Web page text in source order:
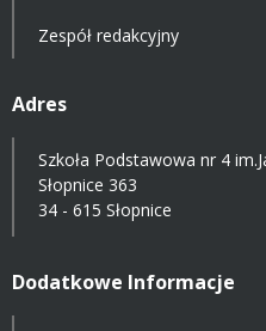
Zespół redakcyjny
Adres
Szkoła Podstawowa nr 4
Słopnice 363
34 - 615 Słopnice
Dodatkowe Informacje